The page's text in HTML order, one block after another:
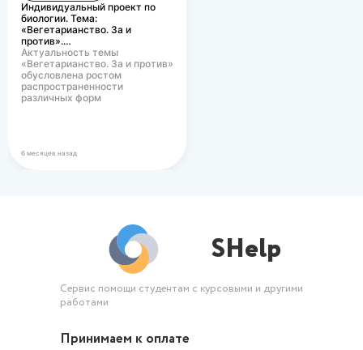
Индивидуальный проект по
биологии. Тема:
«Вегетарианство. За и
против».…
Актуальность темы
«Вегетарианство. За и против»
обусловлена ростом
распространенности
различных форм
6 месяцев назад
SHelp
Сервис помощи студентам с курсовыми и другими
работами
Принимаем к оплате